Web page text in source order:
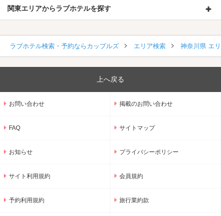
関東エリアからラブホテルを探す
ラブホテル検索・予約ならカップルズ エリア検索 神奈川県 エ
上へ戻る
お問い合わせ 掲載のお問い合わせ
FAQ サイトマップ
お知らせ プライバシーポリシー
サイト利用規約 会員規約
予約利用規約 旅行業約款